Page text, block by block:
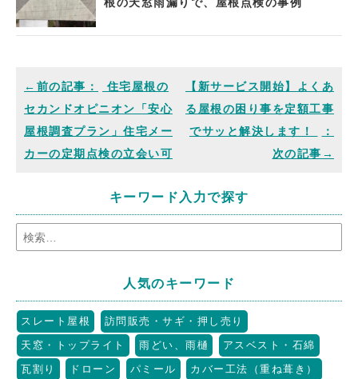
根の天窓雨漏りで、屋根点検の事例
住宅屋根の
セカンドオピニオン「安心
屋根調査プラン」住宅メー
カーの定期点検の立会い可
【新サービス開始】よくあ
る屋根の困り事を定額工事
でサッと解決します！
キーワード入力で探す
人気のキーワード
スレート屋根
訪問販売・サギ・押し売り
天窓・トップライト
雨どい、雨樋
アスベスト・石綿
瓦割り
ドローン パミール
カバー工法（重ね葺き）